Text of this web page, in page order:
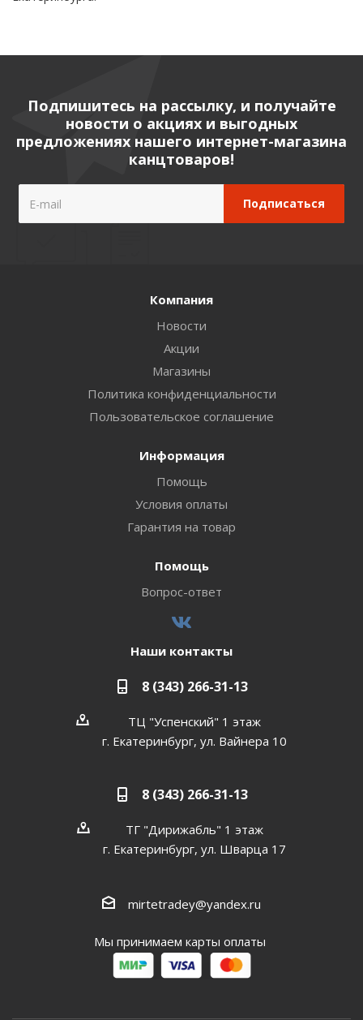
Подпишитесь на рассылку, и получайте
новости о акциях и выгодных
предложениях нашего интернет-магазина
канцтоваров!
Компания
Новости
Акции
Магазины
Политика конфиденциальности
Пользовательское соглашение
Информация
Помощь
Условия оплаты
Гарантия на товар
Помощь
Вопрос-ответ
Наши контакты
8 (343) 266-31-13
ТЦ "Успенский" 1 этаж
г. Екатеринбург, ул. Вайнера 10
8 (343) 266-31-13
ТГ "Дирижабль" 1 этаж
г. Екатеринбург, ул. Шварца 17
mirtetradey@yandex.ru
Мы принимаем карты оплаты